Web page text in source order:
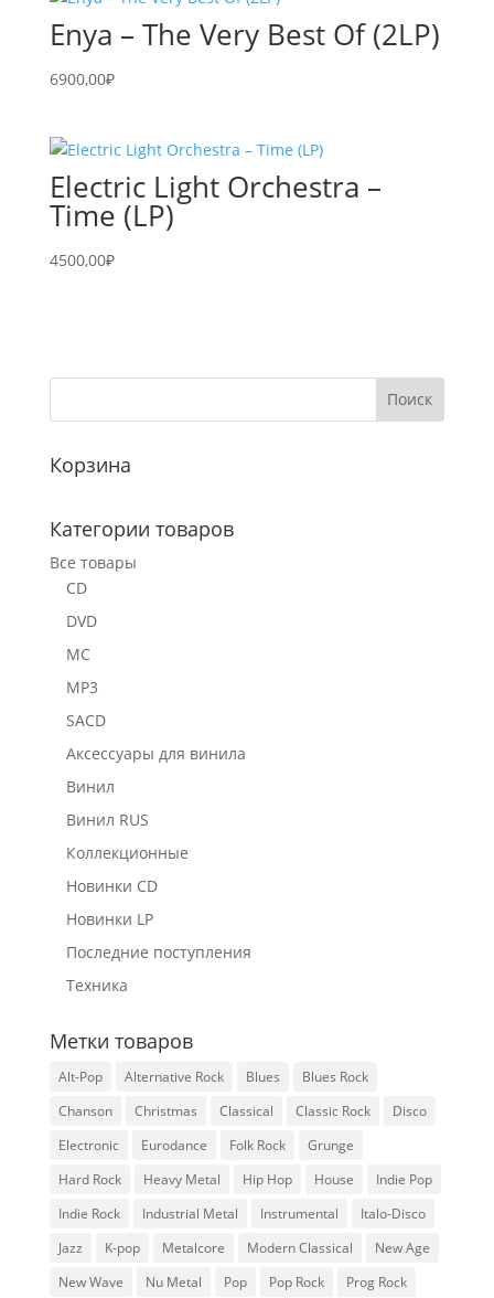
Enya – The Very Best Of (2LP)
6900,00₽
Electric Light Orchestra –
Time (LP)
4500,00₽
Корзина
Категории товаров
Все товары
CD
DVD
MC
MP3
SACD
Аксессуары для винила
Винил
Винил RUS
Коллекционные
Новинки CD
Новинки LP
Последние поступления
Техника
Метки товаров
Alt-Pop Alternative Rock Blues
Blues Rock
Chanson
Christmas Classical Classic Rock
Disco
Electronic
Eurodance Folk Rock
Grunge
Hard Rock
Heavy Metal Hip Hop House
Indie Pop
Indie Rock
Industrial Metal Instrumental
Italo-Disco
Jazz
K-pop Metalcore Modern Classical
New Age
New Wave
Nu Metal Pop Pop Rock Prog Rock